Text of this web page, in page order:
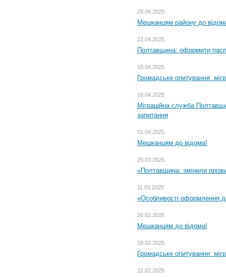
29.04.2025
Мешканцям району до
22.04.2025
Полтавщина: оформити
15.04.2025
Громадське опитування:
10.04.2025
Міграційна служба
запитання
01.04.2025
Мешканцям до відома!
25.03.2025
«Полтавщина: змінили
11.03.2025
«Особливості оформлення
26.02.2025
Мешканцям до відома!
18.02.2025
Громадське опитування:
12.02.2025